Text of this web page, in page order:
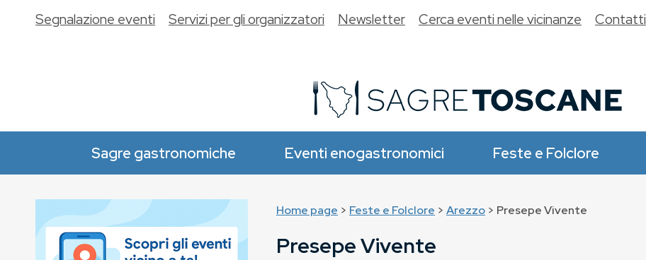
Sagre gastronomiche Eventi enogastronomici Feste e Folclore
Segnalazione eventi Servizi per gli organizzatori Newsletter Cerca eventi nelle vicinanze Contatti
Home page > Feste e Folclore > Arezzo > Presepe Vivente
Presepe Vivente